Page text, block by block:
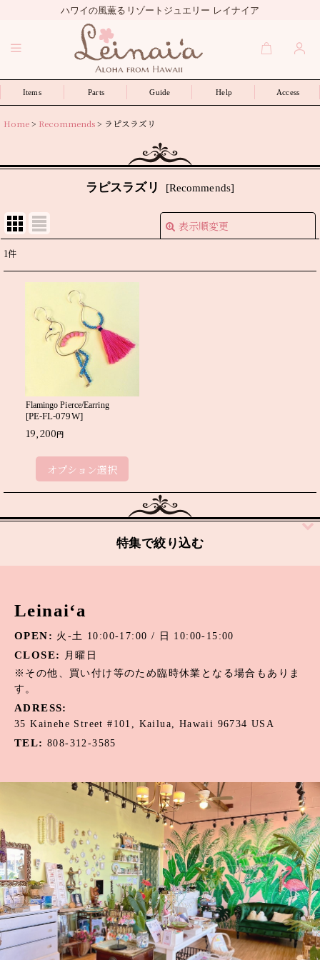
ハワイの風薫るリゾートジュエリー レイナイア
Items Parts Guide Help Access
Home> Recommends> ラピスラズリ
ラピスラズリ [Recommends]
表示順変更
並び順
1件
Flamingo Pierce/Earring
[PE-FL-079W]
19,200円
オプション選択
特集で絞り込む
アマゾナイト
アメジスト
オニキス
オパール
カルセドニー
サンゴ
サンライズシェル
スワロフスキークリスタル
ターコイズ
Leinai‘a
OPEN: 火-土 10:00-17:00 / 日 10:00-15:00
CLOSE:
月曜日
※その他、買い付け等のため臨時休業となる場合もありま
す。
ADRESS:
35 Kainehe Street #101, Kailua, Hawaii 96734 USA
TEL: 808-312-3585